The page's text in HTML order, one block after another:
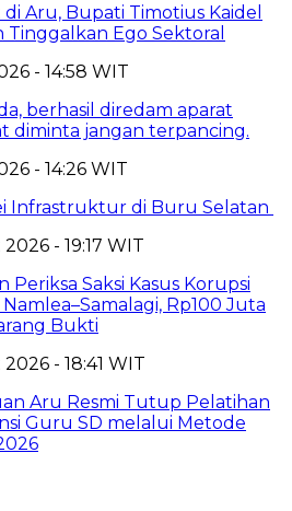
Aru, Bupati Timotius Kaidel
Tinggalkan Ego Sektoral
- 14:58 WIT
berhasil diredam aparat
diminta jangan terpancing.
- 14:26 WIT
Infrastruktur di Buru Selatan
- 19:17 WIT
Saksi Kasus Korupsi
Rp100 Juta
Bukti
- 18:41 WIT
Aru Resmi Tutup Pelatihan
Guru SD melalui Metode